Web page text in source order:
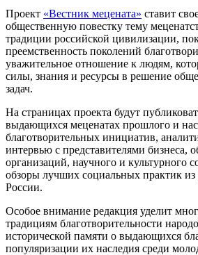
Проект «Вестник мецената» ставит
общественную повестку тему
традиции российской цивилизации,
преемственность поколений
уважительное отношение к людям,
силы, знания и ресурсы в решение
задач.
На страницах проекта будут
выдающихся меценатах прошлого и
благотворительных инициатив,
интервью с представителями бизнеса,
организаций, научного и культурного
обзоры лучших социальных практик из
России.
Особое внимание редакция уделит
традициям благотворительности
исторической памяти о выдающихся
популяризации их наследия среди